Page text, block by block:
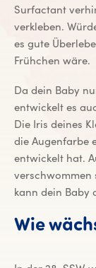
Surfactant
verkleben.
es gute
Frühchen wäre.
Da dein Baby
entwickelt es
Die Iris deines
die Augenfarbe
entwickelt hat.
verschwommen
kann dein Baby
Wie